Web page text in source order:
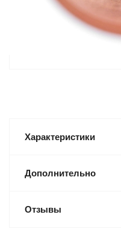
Характеристики
Дополнительно
Отзывы